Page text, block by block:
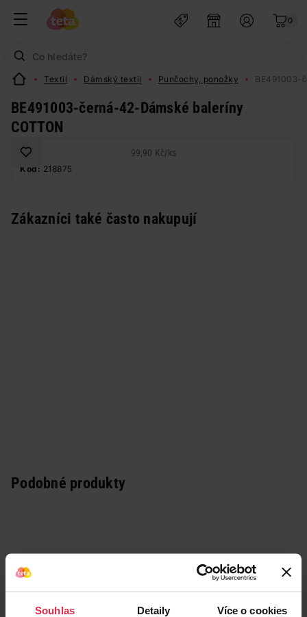
Souhlas Detaily Více o cookies
0
Textil Dámský textil Punčochy, ponožky BE491003-
BE491003-černá-42-Dámské baleríny
COTTON
99,90 Kč/ks
Kód: 218875
Zákazníci také často nakupují
Podobné produkty